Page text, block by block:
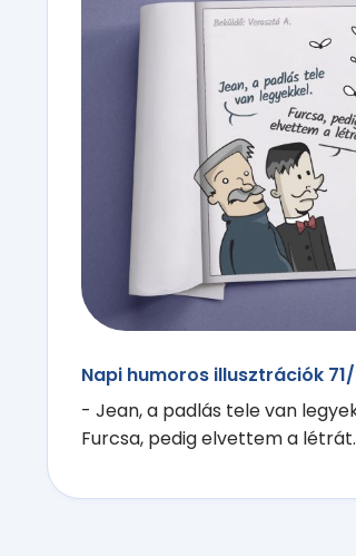
Napi humoros illusztrációk
- Jean, a padlás tele van
Furcsa, pedig elvettem a